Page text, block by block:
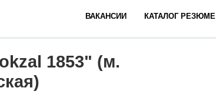
ВАКАНСИИ КАТАЛОГ РЕЗЮМЕ
1853" (м.